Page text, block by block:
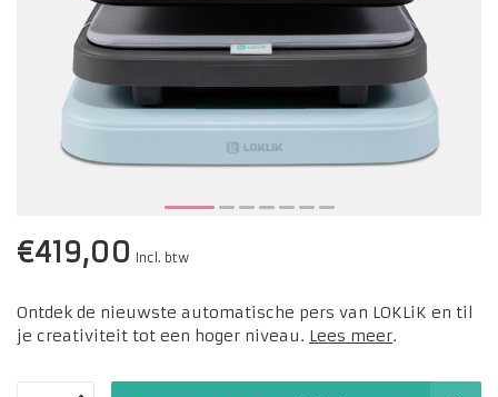
€419,00 Incl. btw
Ontdek de nieuwste automatische pers van LOKLiK en til
je creativiteit tot een hoger niveau. Lees meer.